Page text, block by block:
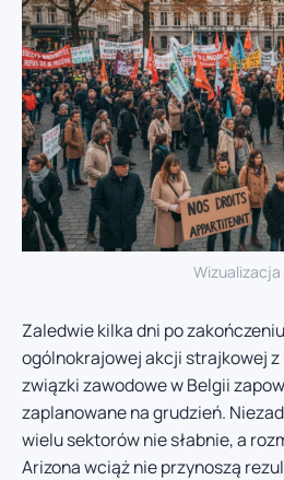
Wizualizacja
Zaledwie kilka dni po
ogólnokrajowej akcji strajkowej
związki zawodowe w Belgii
zaplanowane na grudzień.
wielu sektorów nie słabnie, a
Arizona wciąż nie przynoszą